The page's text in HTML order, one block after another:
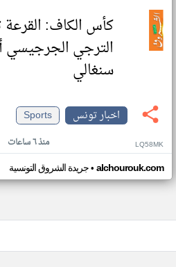
كأس الكاف:
الترجي الجرجيسي
سنغالي
اخبار تونس
Sports
منذ ٦ ساعات LQ58MK
جريدة الشروق التونسية• alchourouk.com